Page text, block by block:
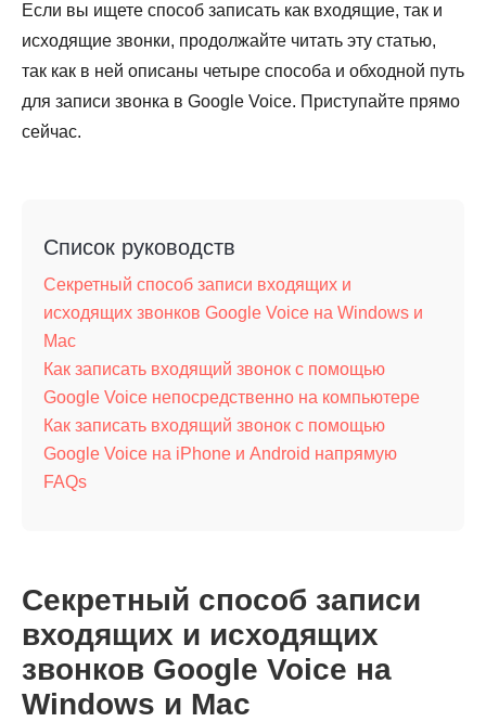
Если вы ищете способ записать как входящие, так и
исходящие звонки, продолжайте читать эту статью,
так как в ней описаны четыре способа и обходной путь
для записи звонка в Google Voice. Приступайте прямо
сейчас.
Список руководств
Секретный способ записи входящих и
исходящих звонков Google Voice на Windows и
Mac
Как записать входящий звонок с помощью
Google Voice непосредственно на компьютере
Как записать входящий звонок с помощью
Google Voice на iPhone и Android напрямую
FAQs
Секретный способ записи
входящих и исходящих
звонков Google Voice на
Windows и Mac